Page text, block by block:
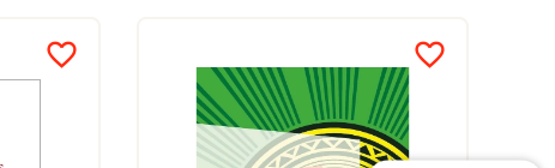
favorite_border favorite_border